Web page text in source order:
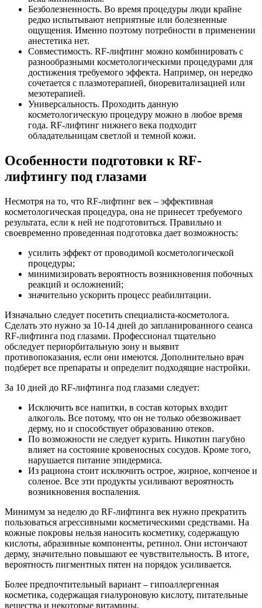
Безболезненность. Во время процедуры люди крайне
редко испытывают неприятные или болезненные
ощущения. Именно поэтому потребности в применении
анестетика нет.
Совместимость. RF-лифтинг можно комбинировать с
разнообразными косметологическими процедурами для
достижения требуемого эффекта. Например, он нередко
сочетается с плазмотерапией, биоревитализацией или
мезотерапией.
Универсальность. Проходить данную
косметологическую процедуру можно в любое время
года. RF-лифтинг нижнего века подходит
обладательницам светлой и темной кожи.
Особенности подготовки к RF-
лифтингу под глазами
Несмотря на то, что RF-лифтинг век – эффективная
косметологическая процедура, она не принесет требуемого
результата, если к ней не подготовиться. Правильно и
своевременно проведенная подготовка дает возможность:
усилить эффект от проводимой косметологической
процедуры;
минимизировать вероятность возникновения побочных
реакций и осложнений;
значительно ускорить процесс реабилитации.
Изначально следует посетить специалиста-косметолога.
Сделать это нужно за 10-14 дней до запланированного сеанса
RF-лифтинга под глазами. Профессионал тщательно
обследует периорбитальную зону и выявит
противопоказания, если они имеются. Дополнительно врач
подберет все препараты и определит подходящие настройки.
За 10 дней до RF-лифтинга под глазами следует:
Исключить все напитки, в состав которых входит
алкоголь. Все потому, что он не только обезвоживает
дерму, но и способствует образованию отеков.
По возможности не следует курить. Никотин пагубно
влияет на состояние кровеносных сосудов. Кроме того,
нарушается питание эпидермиса.
Из рациона стоит исключить острое, жирное, копченое и
соленое. Все эти продукты усиливают вероятность
возникновения воспаления.
Минимум за неделю до RF-лифтинга век нужно прекратить
пользоваться агрессивными косметическими средствами. На
кожные покровы нельзя наносить косметику, содержащую
кислоты, абразивные компоненты, ретинол. Они истончают
дерму, значительно повышают ее чувствительность. В итоге,
вероятность пигментных пятен на порядок усиливается.
Более предпочтительный вариант – гипоаллергенная
косметика, содержащая гиалуроновую кислоту, питательные
вещества и некоторые витамины.